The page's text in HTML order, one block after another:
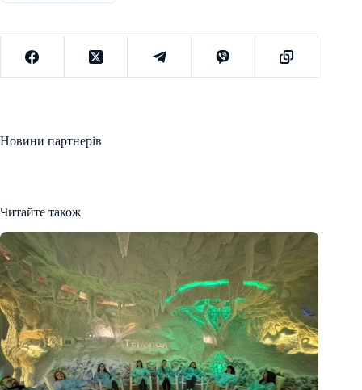
Новини партнерів
Читайте також